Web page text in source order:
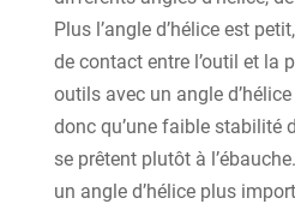
Plus l’angle d’hélice est
de contact entre l’outil et la
outils avec un angle
donc qu’une faible stabilité
se prêtent plutôt à
un angle d’hélice plus